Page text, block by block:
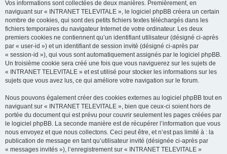
Vos informations sont collectées de deux manières. Premièrement, en
naviguant sur « INTRANET TELEVITALE », le logiciel phpBB créera un certain
nombre de cookies, qui sont des petits fichiers textes téléchargés dans les
fichiers temporaires du navigateur Internet de votre ordinateur. Les deux
premiers cookies ne contiennent qu’un identifiant utilisateur (désigné ci-après
par « user-id ») et un identifiant de session invité (désigné ci-après par
« session-id »), qui vous sont automatiquement assignés par le logiciel phpBB.
Un troisième cookie sera créé une fois que vous naviguerez sur les sujets de
« INTRANET TELEVITALE » et est utilisé pour stocker les informations sur les
sujets que vous avez lus, ce qui améliore votre navigation sur le forum.
Nous pouvons également créer des cookies externes au logiciel phpBB tout en
naviguant sur « INTRANET TELEVITALE », bien que ceux-ci soient hors de
portée du document qui est prévu pour couvrir seulement les pages créées par
le logiciel phpBB. La seconde manière est de récupérer l’information que vous
nous envoyez et que nous collectons. Ceci peut être, et n’est pas limité à : la
publication de message en tant qu’utilisateur invité (désignée ci-après par
« messages invités »), l’enregistrement sur « INTRANET TELEVITALE »